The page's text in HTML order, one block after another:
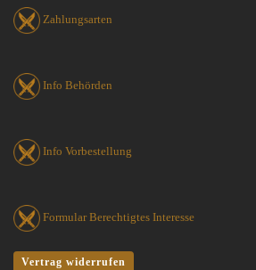
Zahlungsarten
Info Behörden
Info Vorbestellung
Formular Berechtigtes Interesse
Vertrag widerrufen